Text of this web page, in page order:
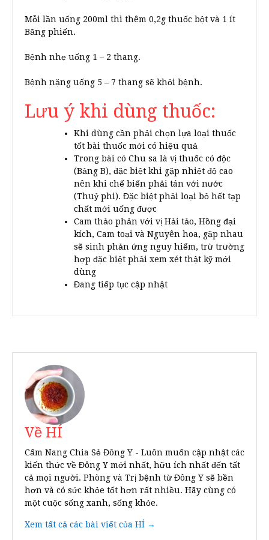
Mỗi lần uống 200ml thì thêm 0,2g thuốc bột và 1 ít
Băng phiến.
Bệnh nhẹ uống 1 – 2 thang.
Bệnh nặng uống 5 – 7 thang sẽ khỏi bệnh.
Lưu ý khi dùng thuốc:
Khi dùng cần phải chọn lựa loại thuốc
tốt bài thuốc mới có hiệu quả
Trong bài có Chu sa là vị thuốc có độc
(Bảng B), đặc biệt khi gặp nhiệt độ cao
nên khi chế biến phải tán với nước
(Thuỷ phi). Đặc biệt phải loại bỏ hết tạp
chất mới uống được
Cam thảo phản với vị Hải tảo, Hồng đại
kích, Cam toại và Nguyên hoa, gặp nhau
sẽ sinh phản ứng nguy hiểm, trừ trường
hợp đặc biệt phải xem xét thật kỹ mới
dùng
Đang tiếp tục cập nhật
Về HÍ
Cẩm Nang Chia Sẻ Đông Y - Luôn muốn cập nhật các
kiến thức về Đông Y mới nhất, hữu ích nhất đến tất
cả mọi người. Phòng và Trị bệnh từ Đông Y sẽ bền
hơn và có sức khỏe tốt hơn rất nhiều. Hãy cùng có
một cuộc sống xanh, sống khỏe.
Xem tất cả các bài viết của HÍ →